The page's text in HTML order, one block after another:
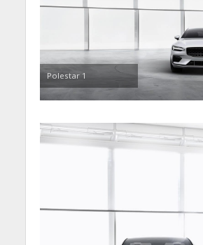
Polestar 1